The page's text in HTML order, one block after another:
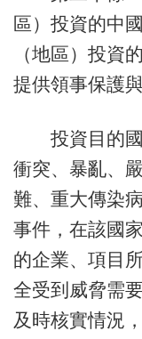
區）投資的中
（地區）投資
提供領事保護
投資目的國
衝突、暴亂、
難、重大傳染
事件，在該國
的企業、項目
全受到威脅需
及時核實情況